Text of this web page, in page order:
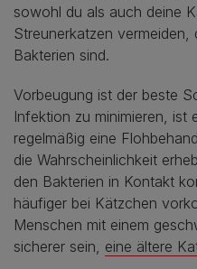
sowohl du als auch deine
Streunerkatzen
Bakterien sind.
Vorbeugung ist der beste
Infektion zu minimieren, ist
regelmäßig eine
die Wahrscheinlichkeit
den Bakterien in Kontakt
häufiger bei Kätzchen
Menschen mit einem
sicherer sein, eine ältere